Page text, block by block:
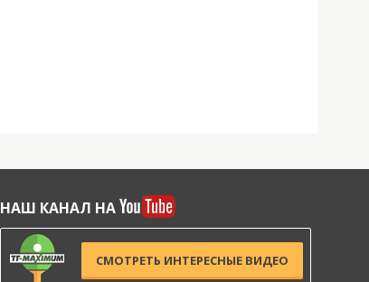
НАШ КАНАЛ НА
СМОТРЕТЬ ИНТЕРЕСНЫЕ ВИДЕО